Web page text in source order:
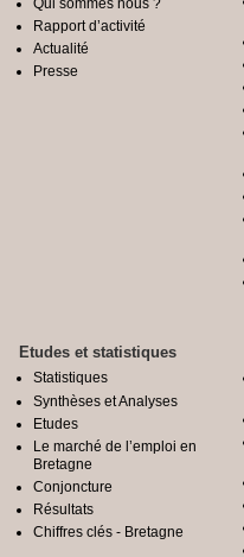
Qui sommes nous ?
Rapport d’activité
Actualité
Presse
Etudes et statistiques
Statistiques
Synthèses et Analyses
Etudes
Le marché de l’emploi en
Bretagne
Conjoncture
Résultats
Chiffres clés - Bretagne